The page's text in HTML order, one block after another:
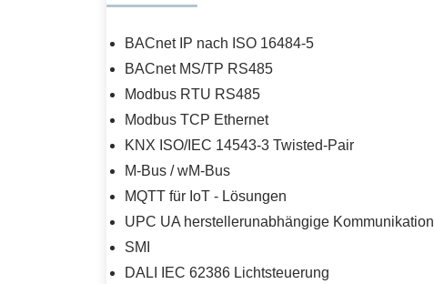
BACnet IP nach ISO 16484-5
BACnet MS/TP RS485
Modbus RTU RS485
Modbus TCP Ethernet
KNX ISO/IEC 14543-3 Twisted-Pair
M-Bus / wM-Bus
MQTT für IoT - Lösungen
UPC UA herstellerunabhängige Kommunikation
SMI
DALI IEC 62386 Lichtsteuerung